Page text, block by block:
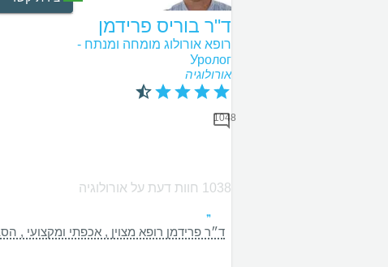
ד"ר בוריס פרידמן
רופא אורולוג מומחה ומנתח -
Уролог
אורולוגיה
1048
1038 חוות דעת על אורולוגיה
ד״ר פרידמן רופא מצוין , אכפתי ומקצועי ,